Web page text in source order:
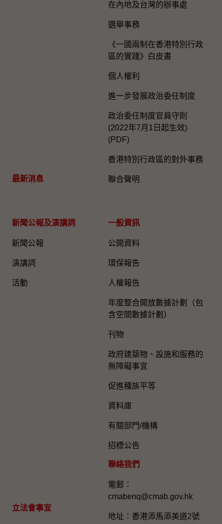
最新消息
在內地及台灣的辦事處
選舉事務
《一國兩制在香港特別行政
區的實踐》白皮書
個人權利
進一步發展政治委任制度
政治委任制度官員守則
(2022年7月1日起生效)
(PDF)
香港特別行政區的對外事務
聯合聲明
新聞公報及演講詞
新聞公報
演講詞
活動
立法會事宜
一般資訊​
公開資料
環保報告
人權報告
年度整合開放數據計劃（包
含空間數據計劃）
刊物
政府建築物、設施和服務的
無障礙事宜
促進種族平等
資料庫
有關部門/機構
招標公告
聯絡我們
電郵：
cmabenq@cmab.gov.hk​
地址：香港添馬添美道2號